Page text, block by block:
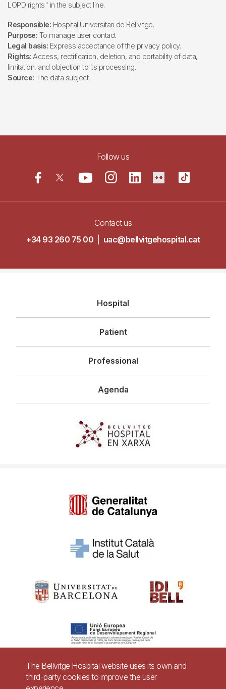
LOPD rights" in the subject line.
Responsible: Hospital Universitari de Bellvitge.
Purpose: To manage user contact
Legal basis: Express acceptance of the privacy policy.
Rights: Access, rectification, deletion, and portability of data,
limitation, and objection to its processing.
Source: The data subject.
Follow us
Contact us
+34 93 260 75 00
uac@bellvitgehospital.cat
principal
Hospital
Patient
Professional
Agenda
The Bellvitge Hospital website uses its own and
third-party cookies to improve the user